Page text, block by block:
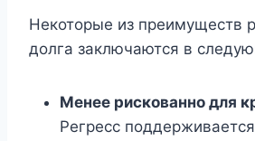
Некоторые из преимуществ
долга заключаются в
Менее рискованно для
Регресс